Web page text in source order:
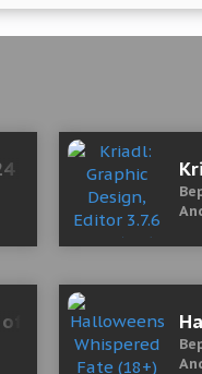
Мод (полная
of Light